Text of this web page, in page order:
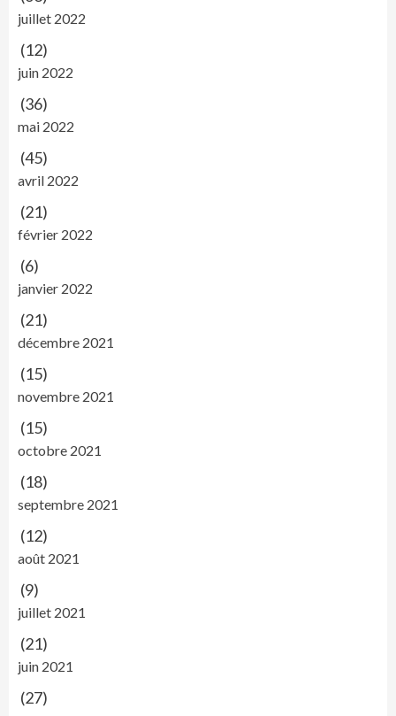
juillet 2022
(12)
juin 2022
(36)
mai 2022
(45)
avril 2022
(21)
février 2022
(6)
janvier 2022
(21)
décembre 2021
(15)
novembre 2021
(15)
octobre 2021
(18)
septembre 2021
(12)
août 2021
(9)
juillet 2021
(21)
juin 2021
(27)